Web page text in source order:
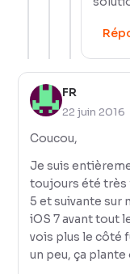
FR
22 juin 2016
Coucou,
Je suis
toujours été très
5 et suivante sur
iOS 7 avant tout
vois plus le côté
un peu, ça